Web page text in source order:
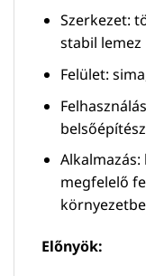
Szerkezet:
stabil lemez
Felület:
megfelelő
Előnyök: